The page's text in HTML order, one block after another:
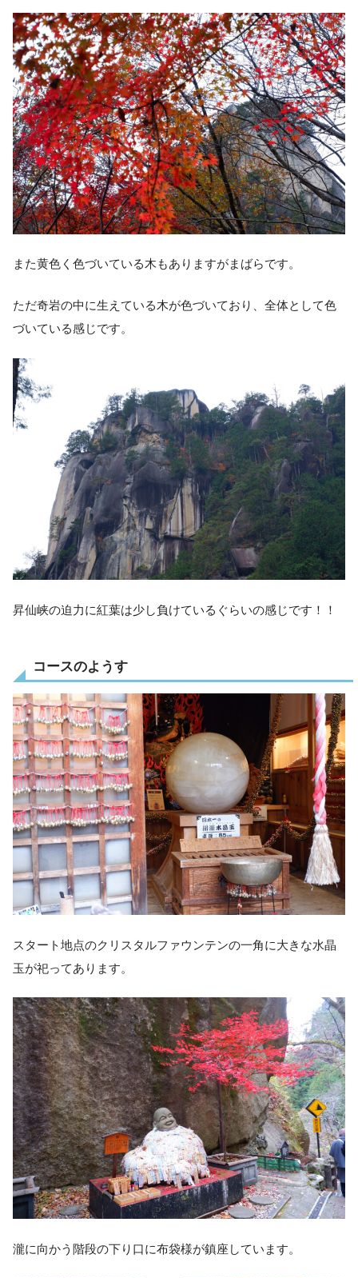
また黄色く色づいている木もありますがまばらです。
ただ奇岩の中に生えている木が色づいており、全体として色
づいている感じです。
昇仙峡の迫力に紅葉は少し負けているぐらいの感じです！！
コースのようす
スタート地点のクリスタルファウンテンの一角に大きな水晶
玉が祀ってあります。
瀧に向かう階段の下り口に布袋様が鎮座しています。